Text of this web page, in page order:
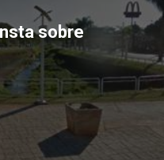
sobre